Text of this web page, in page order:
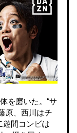
を磨いた。“サ
原、西川はチ
遊間コンビは